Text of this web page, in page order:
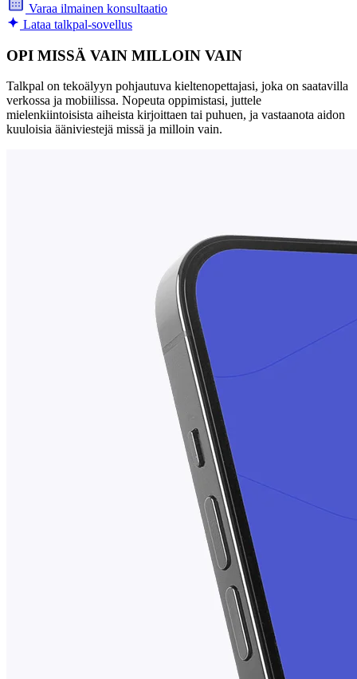
Varaa ilmainen konsultaatio
Lataa talkpal-sovellus
OPI MISSÄ VAIN MILLOIN VAIN
Talkpal on tekoälyyn pohjautuva kieltenopettajasi, joka on saatavilla
verkossa ja mobiilissa. Nopeuta oppimistasi, juttele
mielenkiintoisista aiheista kirjoittaen tai puhuen, ja vastaanota aidon
kuuloisia ääniviestejä missä ja milloin vain.